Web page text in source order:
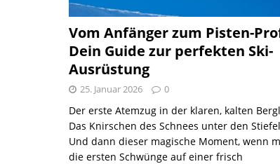
Vom Anfänger zum Pisten-
Dein Guide zur perfekten Ski-
Ausrüstung
25. Januar 2026 0
Der erste Atemzug in der klaren, kalten
Das Knirschen des Schnees unter den
Und dann dieser magische Moment, wenn
die ersten Schwünge auf einer frisch